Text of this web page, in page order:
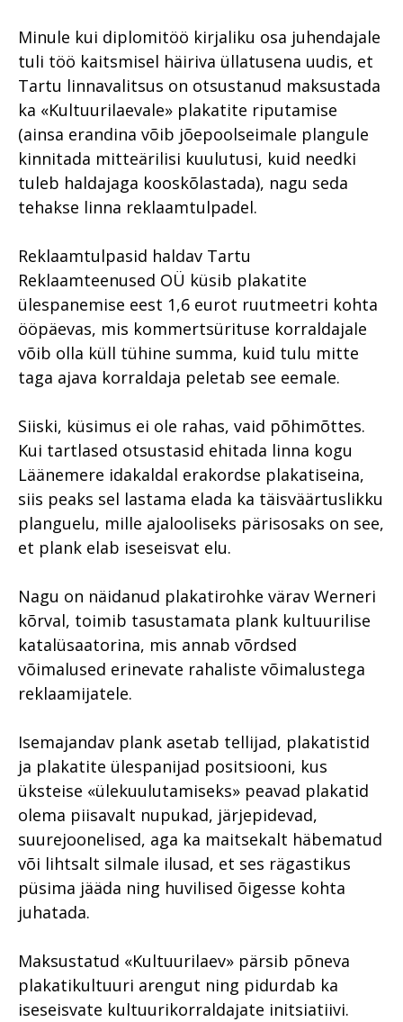
Minule kui diplomitöö kirjaliku osa juhendajale
tuli töö kaitsmisel häiriva üllatusena uudis, et
Tartu linnavalitsus on otsustanud maksustada
ka «Kultuurilaevale» plakatite riputamise
(ainsa erandina võib jõepoolseimale plangule
kinnitada mitteärilisi kuulutusi, kuid needki
tuleb haldajaga kooskõlastada), nagu seda
tehakse linna reklaamtulpadel.
Reklaamtulpasid haldav Tartu
Reklaamteenused OÜ küsib plakatite
ülespanemise eest 1,6 eurot ruutmeetri kohta
ööpäevas, mis kommertsürituse korraldajale
võib olla küll tühine summa, kuid tulu mitte
taga ajava korraldaja peletab see eemale.
Siiski, küsimus ei ole rahas, vaid põhimõttes.
Kui tartlased otsustasid ehitada linna kogu
Läänemere idakaldal erakordse plakatiseina,
siis peaks sel lastama elada ka täisväärtuslikku
planguelu, mille ajalooliseks pärisosaks on see,
et plank elab iseseisvat elu.
Nagu on näidanud plakatirohke värav Werneri
kõrval, toimib tasustamata plank kultuurilise
katalüsaatorina, mis annab võrdsed
võimalused erinevate rahaliste võimalustega
reklaamijatele.
Isemajandav plank asetab tellijad, plakatistid
ja plakatite ülespanijad positsiooni, kus
üksteise «ülekuulutamiseks» peavad plakatid
olema piisavalt nupukad, järjepidevad,
suurejoonelised, aga ka maitsekalt häbematud
või lihtsalt silmale ilusad, et ses rägastikus
püsima jääda ning huvilised õigesse kohta
juhatada.
Maksustatud «Kultuurilaev» pärsib põneva
plakatikultuuri arengut ning pidurdab ka
iseseisvate kultuurikorraldajate initsiatiivi.